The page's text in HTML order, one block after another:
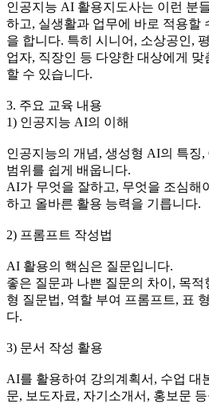
인공지능 AI 활용지도사는 이런 분
하고, 실생활과 업무에 바로 적용할
을 합니다. 특히 시니어, 소상공인,
업자, 직장인 등 다양한 대상에게
할 수 있습니다.
3. 주요 교육 내용
1) 인공지능 AI의 이해
인공지능의 개념, 생성형 AI의 특징,
범위를 쉽게 배웁니다.
AI가 무엇을 잘하고, 무엇을 조심해
하고 올바른 활용 능력을 기릅니다.
2) 프롬프트 작성법
AI 활용의 핵심은 질문입니다.
좋은 질문과 나쁜 질문의 차이, 목적
형 질문법, 역할 부여 프롬프트, 표
다.
3) 문서 작성 활용
AI를 활용하여 강의계획서, 수업 대
문, 보도자료, 자기소개서, 홍보문